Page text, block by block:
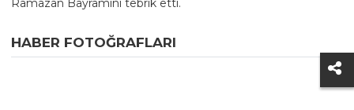
Ramazan Bayramını tebrik etti.
HABER FOTOĞRAFLARI